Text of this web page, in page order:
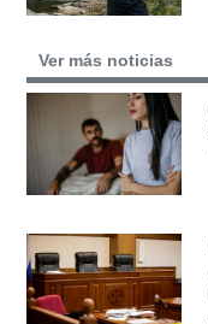
Ver más noticias